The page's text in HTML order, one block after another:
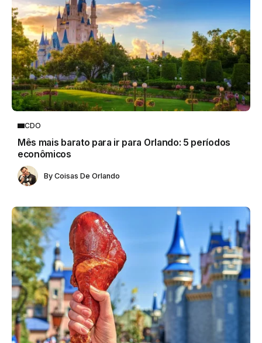
CDO
Mês mais barato para ir para Orlando: 5 períodos
econômicos
By Coisas De Orlando